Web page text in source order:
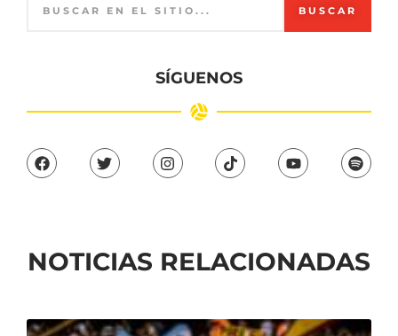
BUSCAR
SÍGUENOS
NOTICIAS RELACIONADAS